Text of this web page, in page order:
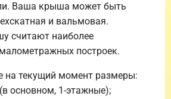
Ваша крыша может быть
и вальмовая.
считают наиболее
построек.
на текущий момент размеры:
основном, 1-этажные);